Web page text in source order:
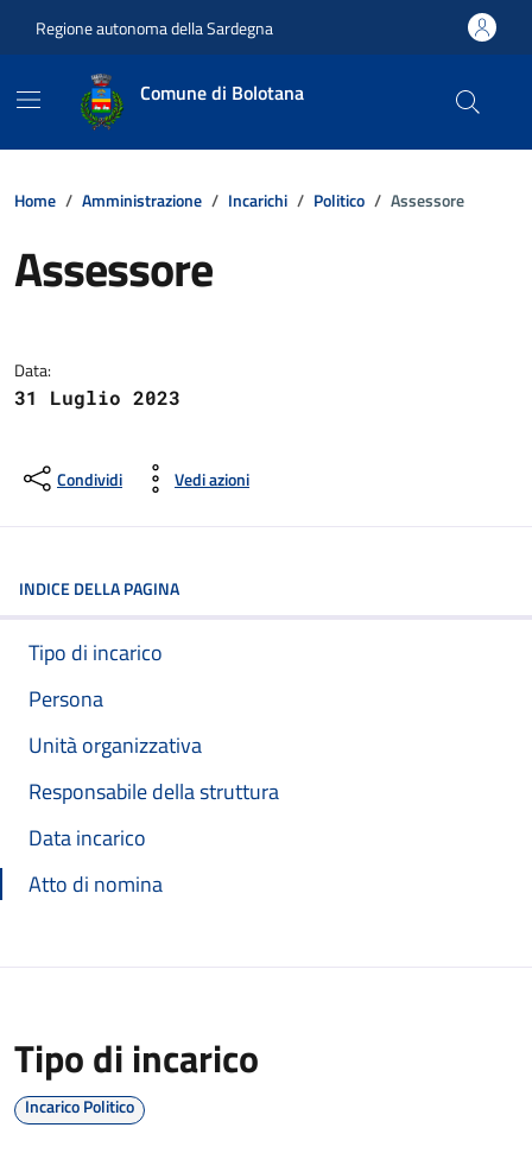
Regione autonoma della Sardegna
Comune di Bolotana
Home Amministrazione Incarichi Politico Assessore
Assessore
Data:
31 Luglio 2023
Condividi Vedi azioni
INDICE DELLA PAGINA
Tipo di incarico
Persona
Unità organizzativa
Responsabile della struttura
Data incarico
Atto di nomina
Tipo di incarico
Incarico Politico